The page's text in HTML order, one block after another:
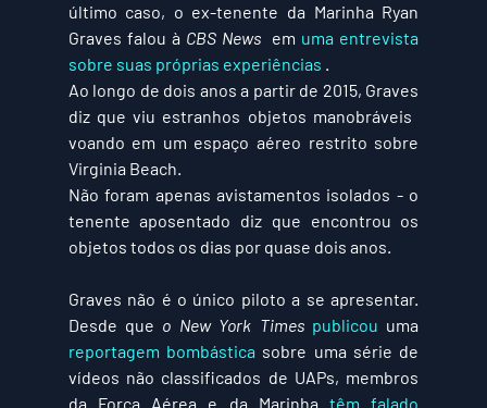
último caso, o ex-tenente da Marinha Ryan
Graves falou à CBS News em uma entrevista
sobre suas próprias experiências .
Ao longo de dois anos a partir de 2015, Graves
diz que viu estranhos objetos manobráveis ​​
voando em um espaço aéreo restrito sobre
Virginia Beach.
Não foram apenas avistamentos isolados - o
tenente aposentado diz que encontrou os
objetos todos os dias por quase dois anos.
Graves não é o único piloto a se apresentar.
Desde que o New York Times publicou
reportagem bombástica sobre uma série de
vídeos não classificados de UAPs, membros
da Força Aérea e da Marinha têm falado